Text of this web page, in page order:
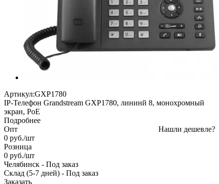
Артикул:GXP1780
IP-Телефон Grandstream GXP1780, лининй 8, монохромный
экран, PoE
Подробнее
Нашли дешевле?
Опт
0 руб./шт
Розница
0 руб./шт
Челябинск - Под заказ
Склад (5-7 дней) - Под заказ
Заказать